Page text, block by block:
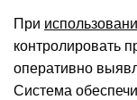
При
контролировать
оперативно
Система